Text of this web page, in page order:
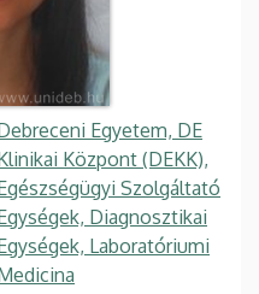
Egyetem, DE
Központ (DEKK),
Szolgáltató
Diagnosztikai
Laboratóriumi